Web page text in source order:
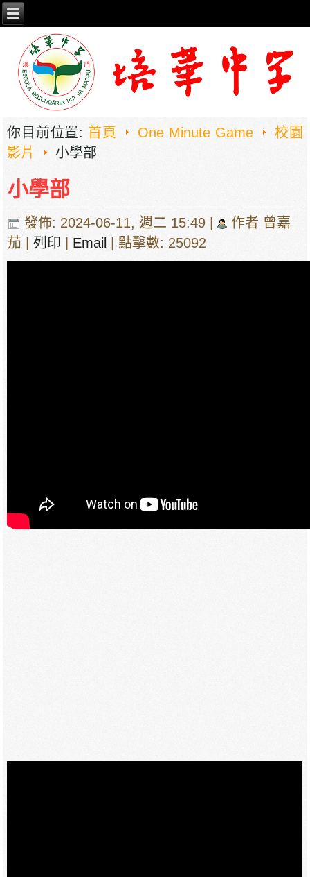
你目前位置: 首頁 One Minute Game
校園
影片
小學部
小學部
發佈: 2024-06-11, 週二 15:49 |
作者 曾嘉
茄 |列印 Email | 點擊數: 25092